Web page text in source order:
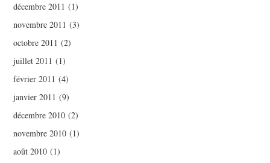
décembre 2011 (1)
novembre 2011 (3)
octobre 2011 (2)
juillet 2011 (1)
février 2011 (4)
janvier 2011 (9)
décembre 2010 (2)
novembre 2010 (1)
août 2010 (1)